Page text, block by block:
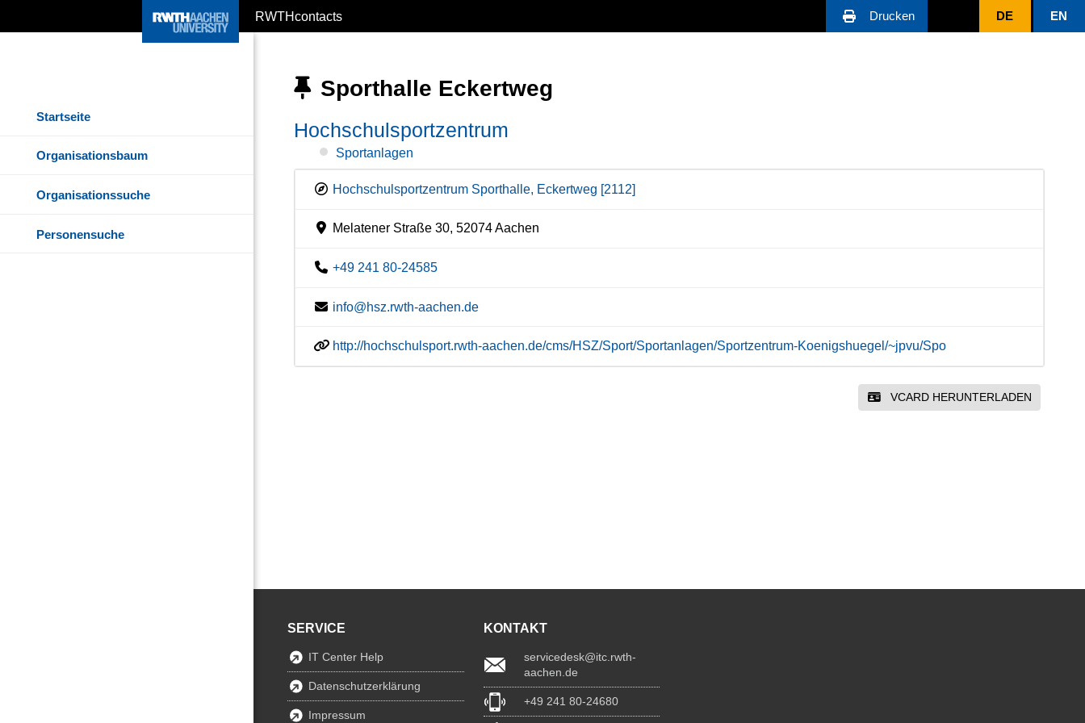
RWTHcontacts Drucken DE EN
Startseite
Organisationsbaum
Organisationssuche
Personensuche
Sporthalle Eckertweg
Hochschulsportzentrum
Sportanlagen
Hochschulsportzentrum Sporthalle, Eckertweg [2112]
Melatener Straße 30, 52074 Aachen
+49 241 80-24585
info@hsz.rwth-aachen.de
http://hochschulsport.rwth-aachen.de/cms/HSZ/Sport/Sportanlagen/Sportzentrum-Koenigshuegel/~jpvu/Spo
VCARD HERUNTERLADEN
SERVICE
IT Center Help
Datenschutzerklärung
Impressum
KONTAKT
servicedesk@itc.rwth-
aachen.de
+49 241 80-24680